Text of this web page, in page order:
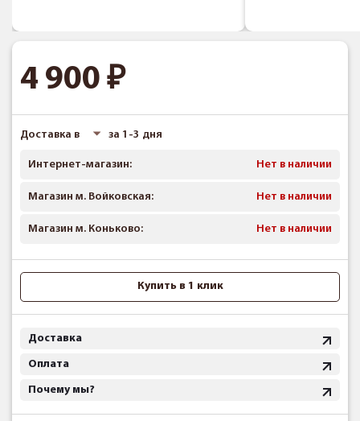
4 900
Доставка в за 1-3 дня
Интернет-магазин: Нет в наличии
Магазин м. Войковская: Нет в наличии
Магазин м. Коньково: Нет в наличии
Купить в 1 клик
Доставка
Оплата
Почему мы?